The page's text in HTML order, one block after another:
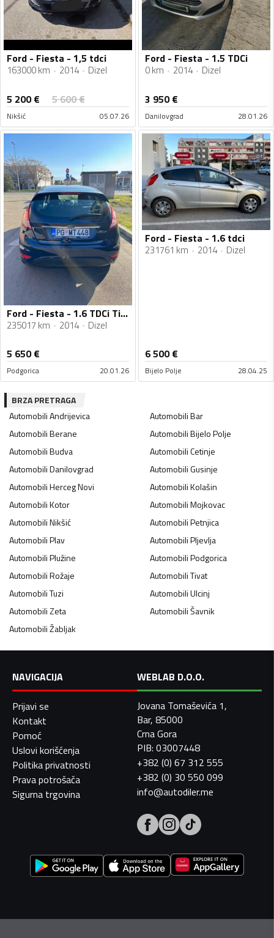
Ford - Fiesta - 1,5 tdci
163000 km 2014 Dizel
5 200€ 5 600€
Nikšić 05.07.26
Ford - Fiesta - 1.5 TDCi
0 km 2014 Dizel
3 950€
Danilovgrad 28.01.26
Ford - Fiesta - 1.6 TDCi Titanium
235017 km 2014 Dizel
5 650€
Podgorica 20.01.26
Ford - Fiesta - 1.6 tdci
231761 km 2014 Dizel
6 500€
Bijelo Polje 28.04.25
BRZA PRETRAGA
AutomobiliAndrijevica AutomobiliBar
AutomobiliBerane AutomobiliBijelo Polje
AutomobiliBudva AutomobiliCetinje
AutomobiliDanilovgrad AutomobiliGusinje
AutomobiliHerceg Novi AutomobiliKolašin
AutomobiliKotor AutomobiliMojkovac
AutomobiliNikšić AutomobiliPetnjica
AutomobiliPlav AutomobiliPljevlja
AutomobiliPlužine AutomobiliPodgorica
AutomobiliRožaje AutomobiliTivat
AutomobiliTuzi AutomobiliUlcinj
AutomobiliZeta AutomobiliŠavnik
AutomobiliŽabljak
NAVIGACIJA
Prijavi se
Kontakt
Pomoć
Uslovi korišćenja
Politika privatnosti
Prava potrošača
Sigurna trgovina
WEBLAB D.O.O.
Jovana Tomaševića 1,
Bar, 85000
Crna Gora
PIB: 03007448
+382 (0) 67 312 555
+382 (0) 30 550 099
info@autodiler.me